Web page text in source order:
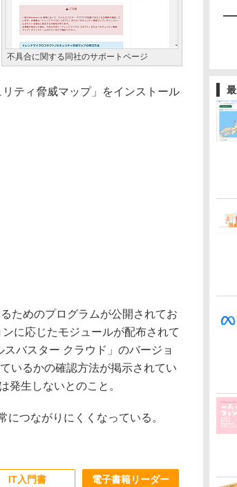
不具合に関する同社のサポートページ
ティ脅威マップ」をインストール
ためのプログラムが公開されてお
に応じたモジュールが配布されて
バスター クラウド」のバージョ
いるかの確認方法が掲示されてい
発生しないとのこと。
つながりにくくなっている。
IT入門書 電子書籍リーダー